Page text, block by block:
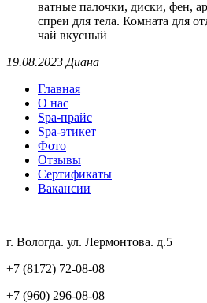
ватные палочки, диски, фен,
спреи для тела. Комната для
чай вкусный
19.08.2023 Диана
Главная
О нас
Spa-прайс
Spa-этикет
Фото
Отзывы
Сертификаты
Вакансии
г. Вологда. ул. Лермонтова. д.5
+7 (8172) 72-08-08
+7 (960) 296-08-08